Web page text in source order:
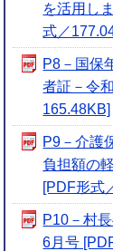
を活用し
式／
P8－国保
者証－令
165.48KB]
P9－介護
負担額の
[PDF形式
P10－村
6月号